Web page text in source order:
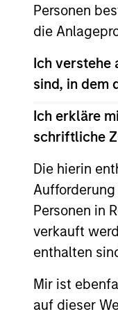
Personen
die
Ich verstehe
sind, in dem
Ich erkläre
schriftliche
Die hierin
Personen in
verkauft
enthalten
Mir ist
auf dieser
B.A.